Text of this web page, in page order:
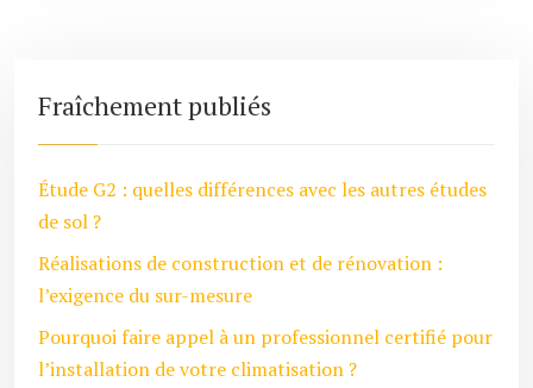
Fraîchement publiés
Étude G2 : quelles différences avec les autres études
de sol ?
Réalisations de construction et de rénovation :
l’exigence du sur-mesure
Pourquoi faire appel à un professionnel certifié pour
l’installation de votre climatisation ?